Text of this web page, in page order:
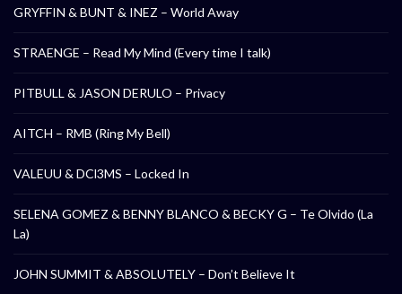
GRYFFIN & BUNT & INEZ – World Away
STRAENGE – Read My Mind (Every time I talk)
PITBULL & JASON DERULO – Privacy
AITCH – RMB (Ring My Bell)
VALEUU & DCl3MS – Locked In
SELENA GOMEZ & BENNY BLANCO & BECKY G – Te Olvido (La
La)
JOHN SUMMIT & ABSOLUTELY – Don’t Believe It